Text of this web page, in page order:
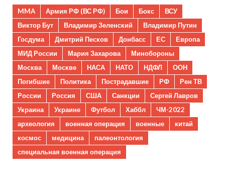
MMA Армия РФ (ВС РФ) Бои Бокс
ВСУ
Виктор Бут
Владимир Зеленский
Владимир Путин
Госдума
Дмитрий Песков Донбасс ЕС
Европа
МИД России
Мария Захарова
Минобороны
Москва
Москве НАСА НАТО НДФЛ
ООН
Погибшие
Политика Пострадавшие РФ
Рен ТВ
России
Россия США Санкции
Сергей Лавров
Украина
Украине Футбол Хаббл
ЧМ-2022
археология
военная операция военные
китай
космос
медицина
палеонтология
специальная военная операция